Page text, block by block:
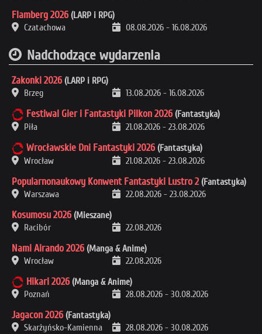
Flamberg 2026 (LARP i RPG)
Czatachowa
08.08.2026 - 16.08.2026
Nadchodzące wydarzenia
Zakonki 2026 (LARP i RPG)
Brzeg
13.08.2026 - 16.08.2026
Festiwal Gier i Fantastyki Pilkon 2026 (Fantastyka)
Piła
21.08.2026 - 23.08.2026
Wrocławskie Dni Fantastyki 2026 (Fantastyka)
Wrocław
21.08.2026 - 23.08.2026
Popularnonaukowy Konwent Fantastyki Lustro 2 (Fantastyka)
Warszawa
22.08.2026 - 23.08.2026
Kosumosu 2026 (Mieszane)
Racibór
22.08.2026
Nami Airando 2026 (Manga & Anime)
Wrocław
22.08.2026
Hikari 2026 (Manga & Anime)
Poznań
28.08.2026 - 30.08.2026
Jagacon 2026 (Fantastyka)
Skarżyńsko-Kamienna
28.08.2026 - 30.08.2026